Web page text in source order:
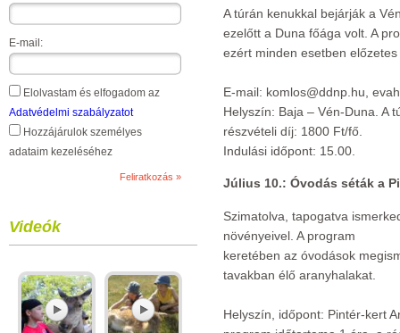
E-mail:
Elolvastam és elfogadom az
Adatvédelmi szabályzatot
Hozzájárulok személyes
adataim kezeléséhez
Videók
A túrán kenukkal bejárják a
ezelőtt a Duna főága volt. A
ezért minden esetben
E-mail: komlos@ddnp.hu,
Helyszín: Baja – Vén-Duna. A
részvételi díj: 1800 Ft/fő.
Indulási időpont: 15.00.
Július 10.: Óvodás séták a
Szimatolva, tapogatva
növényeivel. A program
keretében az óvodások
tavakban élő aranyhalakat.
Helyszín, időpont: Pintér-kert